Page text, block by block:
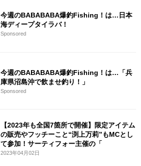
今週のBABABABA爆釣Fishing！は…日本
海ディープタイラバ！
Sponsored
今週のBABABABA爆釣Fishing！は…「兵
庫県沼島沖で飲ませ釣り！」
Sponsored
【2023年も全国7箇所で開催】限定アイテム
の販売やフッチーこと“渕上万莉”もMCとし
て参加！サーティフォー主催の「
2023年04月02日